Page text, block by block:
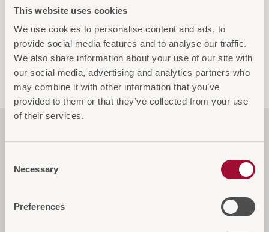
This website uses cookies
We use cookies to personalise content and ads, to
provide social media features and to analyse our traffic.
We also share information about your use of our site with
our social media, advertising and analytics partners who
may combine it with other information that you’ve
provided to them or that they’ve collected from your use
of their services.
Selection
Necessary
Preferences